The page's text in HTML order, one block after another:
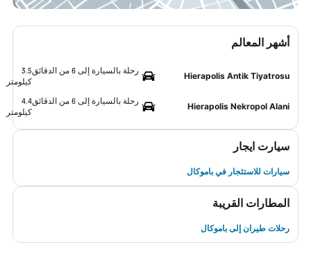
أشهر المعالم
Hierapolis Antik Tiyatrosu
رحلة بالسيارة إلى 6 من الدقائق
3.5
كيلومتر
Hierapolis Nekropol Alani
رحلة بالسيارة إلى 6 من الدقائق
4.4
كيلومتر
سيارت ايجار
سيارات للاستئجار في باموكال
المطارات القريبة
رحلات طيران إلى باموكال